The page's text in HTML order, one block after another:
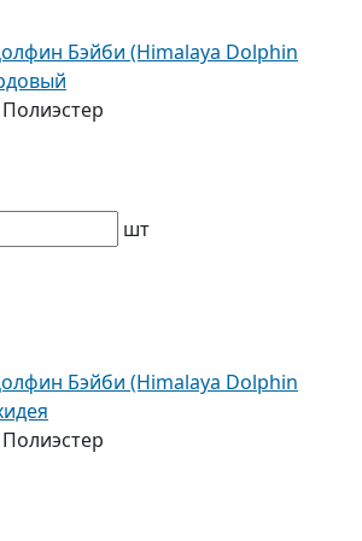
Бэйби (Himalaya Dolphin
Полиэстер
шт
Бэйби (Himalaya Dolphin
Полиэстер